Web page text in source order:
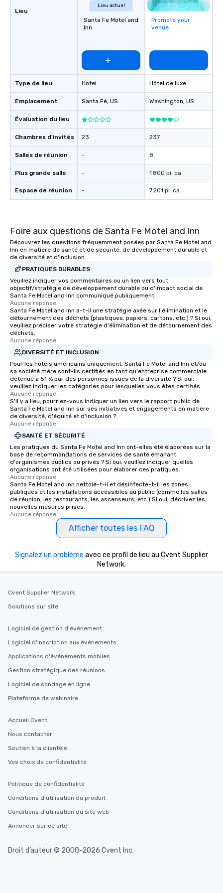
Lieu
Type de lieu
Emplacement
Évaluation du lieu
Chambres d'invités
Salles de réunion
Plus grande salle
Espace de réunion
Lieu actuel
Santa Fe Motel and
Inn
Hotel
Santa Fé, US
23
-
-
-
Promote your
venue
Hôtel de luxe
Washington, US
237
8
1 800 pi. ca.
7 201 pi. ca.
Foire aux questions de Santa Fe Motel and Inn
Découvrez les questions fréquemment posées par Santa Fe Motel and
Inn en matière de santé et de sécurité, de développement durable et
de diversité et d'inclusion.
PRATIQUES DURABLES
Veuillez indiquer vos commentaires ou un lien vers tout
objectif/stratégie de développement durable ou d'impact social de
Santa Fe Motel and Inn communiqué publiquement.
Aucune réponse.
Santa Fe Motel and Inn a-t-il une stratégie axée sur l'élimination et le
détournement des déchets (plastiques, papiers, cartons, etc.) ? Si oui,
veuillez préciser votre stratégie d'élimination et de détournement des
déchets.
Aucune réponse.
DIVERSITÉ ET INCLUSION
Pour les hôtels américains uniquement, Santa Fe Motel and Inn et/ou
sa société mère sont-ils certifiés en tant qu'entreprise commerciale
détenue à 51 % par des personnes issues de la diversité ? Si oui,
veuillez indiquer les catégories pour lesquelles vous êtes certifiés :
Aucune réponse.
S'il y a lieu, pourriez-vous indiquer un lien vers le rapport public de
Santa Fe Motel and Inn sur ses initiatives et engagements en matière
de diversité, d'équité et d'inclusion ?
Aucune réponse.
SANTÉ ET SÉCURITÉ
Les pratiques du Santa Fe Motel and Inn ont-elles été élaborées sur la
base de recommandations de services de santé émanant
d'organismes publics ou privés ? Si oui, veuillez indiquer quelles
organisations ont été utilisées pour élaborer ces pratiques.
Aucune réponse.
Santa Fe Motel and Inn nettoie-t-il et désinfecte-t-il les zones
publiques et les installations accessibles au public (comme les salles
de réunion, les restaurants, les ascenseurs, etc.) Si oui, décrivez les
nouvelles mesures prises.
Aucune réponse.
Afficher toutes les FAQ
Signalez un problème avec ce profil de lieu au Cvent Supplier
Network.
Cvent Supplier Network
Solutions sur site
Logiciel de gestion d'événement
Logiciel d'inscription aux événements
Applications d'événements mobiles
Gestion stratégique des réunions
Logiciel de sondage en ligne
Plateforme de webinaire
Accueil Cvent
Nous contacter
Soutien à la clientèle
Vos choix de confidentialité
Politique de confidentialité
Conditions d’utilisation du produit
Conditions d’utilisation du site web
Annoncer sur ce site
Droit d’auteur © 2000-2026 Cvent Inc.